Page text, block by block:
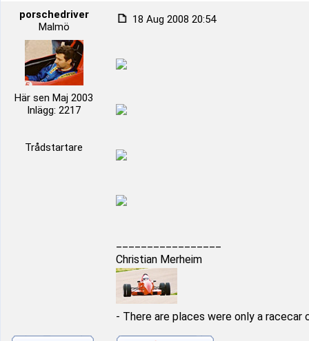
porschedriver
Malmö
Här sen Maj 2003
Inlägg: 2217
Trådstartare
18 Aug 2008 20:54
Christian Merheim
- There are places were only a racecar